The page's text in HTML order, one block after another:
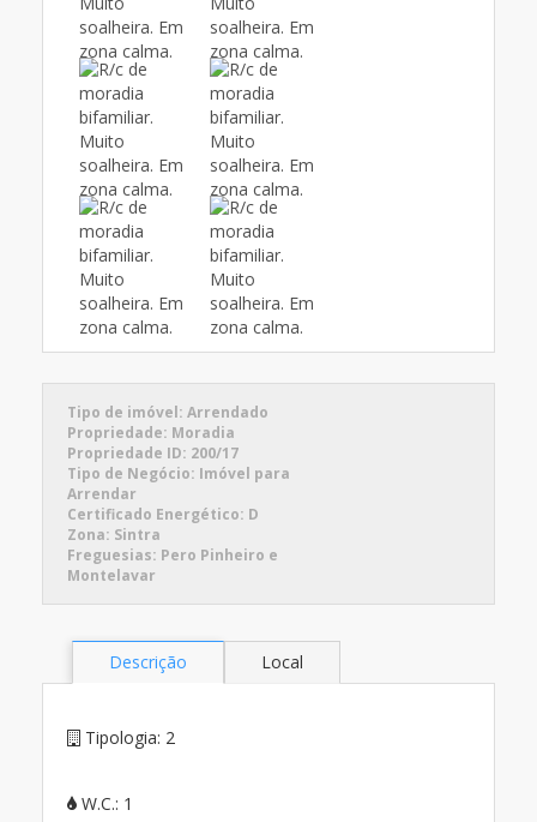
Tipo de imóvel: Arrendado
Propriedade: Moradia
Propriedade ID: 200/17
Tipo de Negócio: Imóvel para
Arrendar
Certificado Energético: D
Zona: Sintra
Freguesias: Pero Pinheiro e
Montelavar
Descrição Local
Tipologia: 2
W.C.: 1